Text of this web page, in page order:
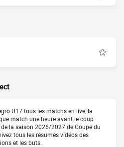
U17 tous les matchs en live, la
match une heure avant le coup
la saison 2026/2027 de Coupe du
tous les résumés vidéos des
et les buts.